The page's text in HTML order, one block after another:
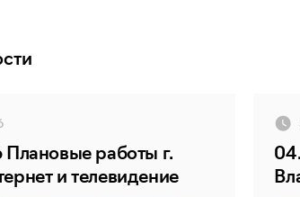
Плановые работы г.
и телевидение